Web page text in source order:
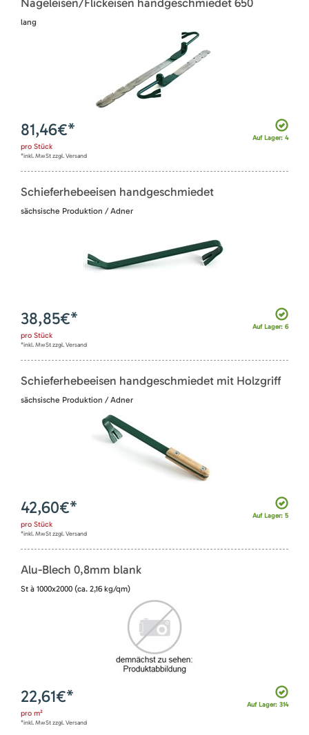
lang
Auf Lager: 4
81,46€*
pro Stück
*inkl. MwSt zzgl. Versand
Schieferhebeeisen handgeschmiedet
sächsische Produktion / Adner
Auf Lager: 6
38,85€*
pro Stück
*inkl. MwSt zzgl. Versand
Schieferhebeeisen handgeschmiedet mit Holzgriff
sächsische Produktion / Adner
Auf Lager: 5
42,60€*
pro Stück
*inkl. MwSt zzgl. Versand
Alu-Blech 0,8mm blank
St à 1000x2000 (ca. 2,16 kg/qm)
Auf Lager: 314
22,61€*
pro m²
*inkl. MwSt zzgl. Versand